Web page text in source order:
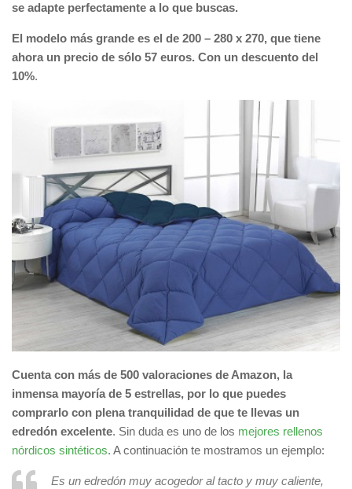
se adapte perfectamente a lo que buscas.
El modelo más grande es el de 200 – 280 x 270, que tiene
ahora un precio de sólo 57 euros. Con un descuento del
10%.
Cuenta con más de 500 valoraciones de Amazon, la
inmensa mayoría de 5 estrellas, por lo que puedes
comprarlo con plena tranquilidad de que te llevas un
edredón excelente. Sin duda es uno de los mejores rellenos
nórdicos sintéticos. A continuación te mostramos un ejemplo:
Es un edredón muy acogedor al tacto y muy caliente,